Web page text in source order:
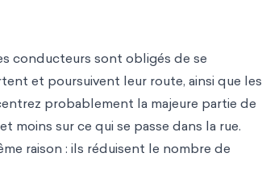
conducteurs sont obligés de se
et poursuivent leur route, ainsi que les
probablement la majeure partie de
sur ce qui se passe dans la rue.
raison : ils réduisent le nombre de